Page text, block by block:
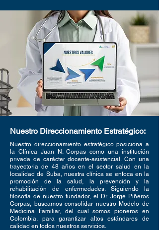
Nuestro Direccionamiento Estratégico:
Nuestro direccionamiento estratégico posiciona a
la Clínica Juan N. Corpas como una institución
privada de carácter docente-asistencial. Con una
trayectoria de 48 años en el sector salud en la
localidad de Suba, nuestra clínica se enfoca en la
promoción de la salud, la prevención y la
rehabilitación de enfermedades. Siguiendo la
filosofía de nuestro fundador, el Dr. Jorge Piñeros
Corpas, buscamos consolidar nuestro Modelo de
Medicina Familiar, del cual somos pioneros en
Colombia, para garantizar altos estándares de
calidad en todos nuestros servicios.